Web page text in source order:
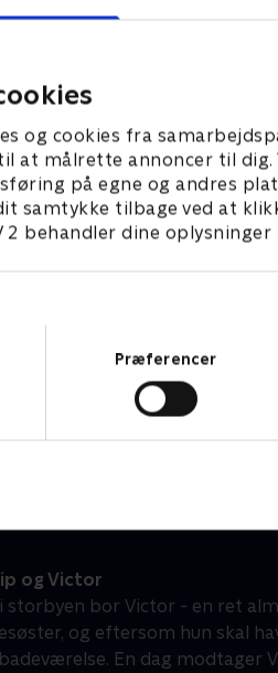
og cookies fra
at målrette annoncer til
på egne og andres
samtykke tilbage ved at
2 behandler dine oplysninger
Præferencer
og Victor
storbyen bor Victor - en ret
og eftersom hun skal
En dag modtager